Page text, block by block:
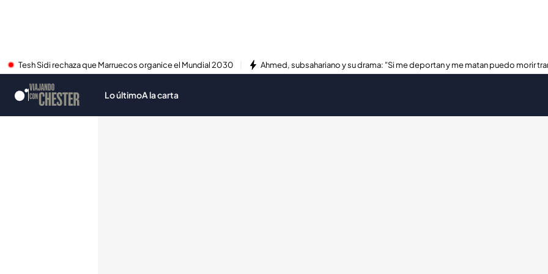
Tesh Sidi rechaza que Marruecos organice el Mundial 2030 Ahmed, subsahariano y su drama: "Si me deportan y me matan puedo morir
Lo últimoA la carta